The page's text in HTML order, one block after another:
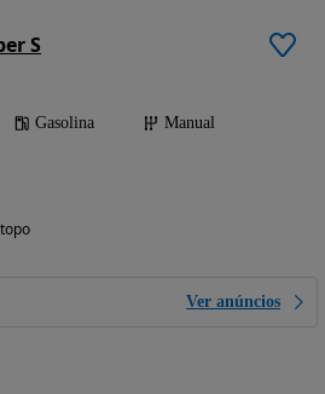
S
Gasolina
Manual
Ver anúncios